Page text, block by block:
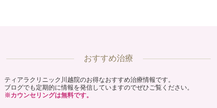
おすすめ治療
ティアラクリニック川越院のお得なおすすめ治療情報です。
ブログでも定期的に情報を発信していますのでぜひご覧ください。
※カウンセリングは無料です。